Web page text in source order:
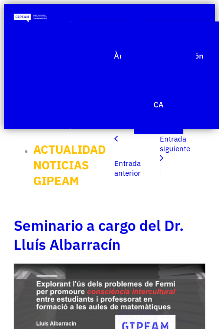
Àmbitos de investigación
CA
ACTUALIDAD
NOTICIAS
GIPEAM
Entrada
anterior
Entrada
siguiente
Seminario a cargo del Dr.
Lluís Albarracín